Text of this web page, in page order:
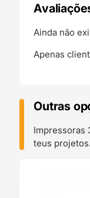
Ainda não
Apenas
Outras
Impressoras
teus projetos.